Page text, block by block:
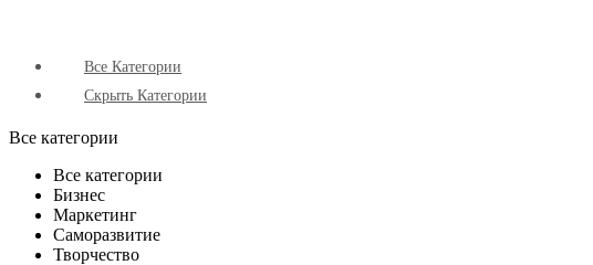
Все Категории
Скрыть Категории
Все категории
Все категории
Бизнес
Маркетинг
Саморазвитие
Творчество